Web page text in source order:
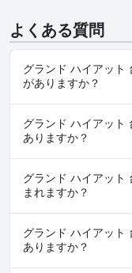
ますが、全体的な体
越したサービスが賞賛
などのアメニティが
トパフォーマンスを
類も豊富です。この
る人にとって素晴ら
ナンスが必要であり
わせる必要があると
よくある質問
グランド ハイアット
がありますか？
はい、グランド ハイ
のカテゴリーの１つ
グランド ハイアット
ありますか？
はい、グランド ハイ
ご利用いただけます。
ト回答をお読みくださ
グランド ハイアット
まれますか？
いいえ、グランド ハ
泊まることはできませ
グランド ハイアット
ありますか？